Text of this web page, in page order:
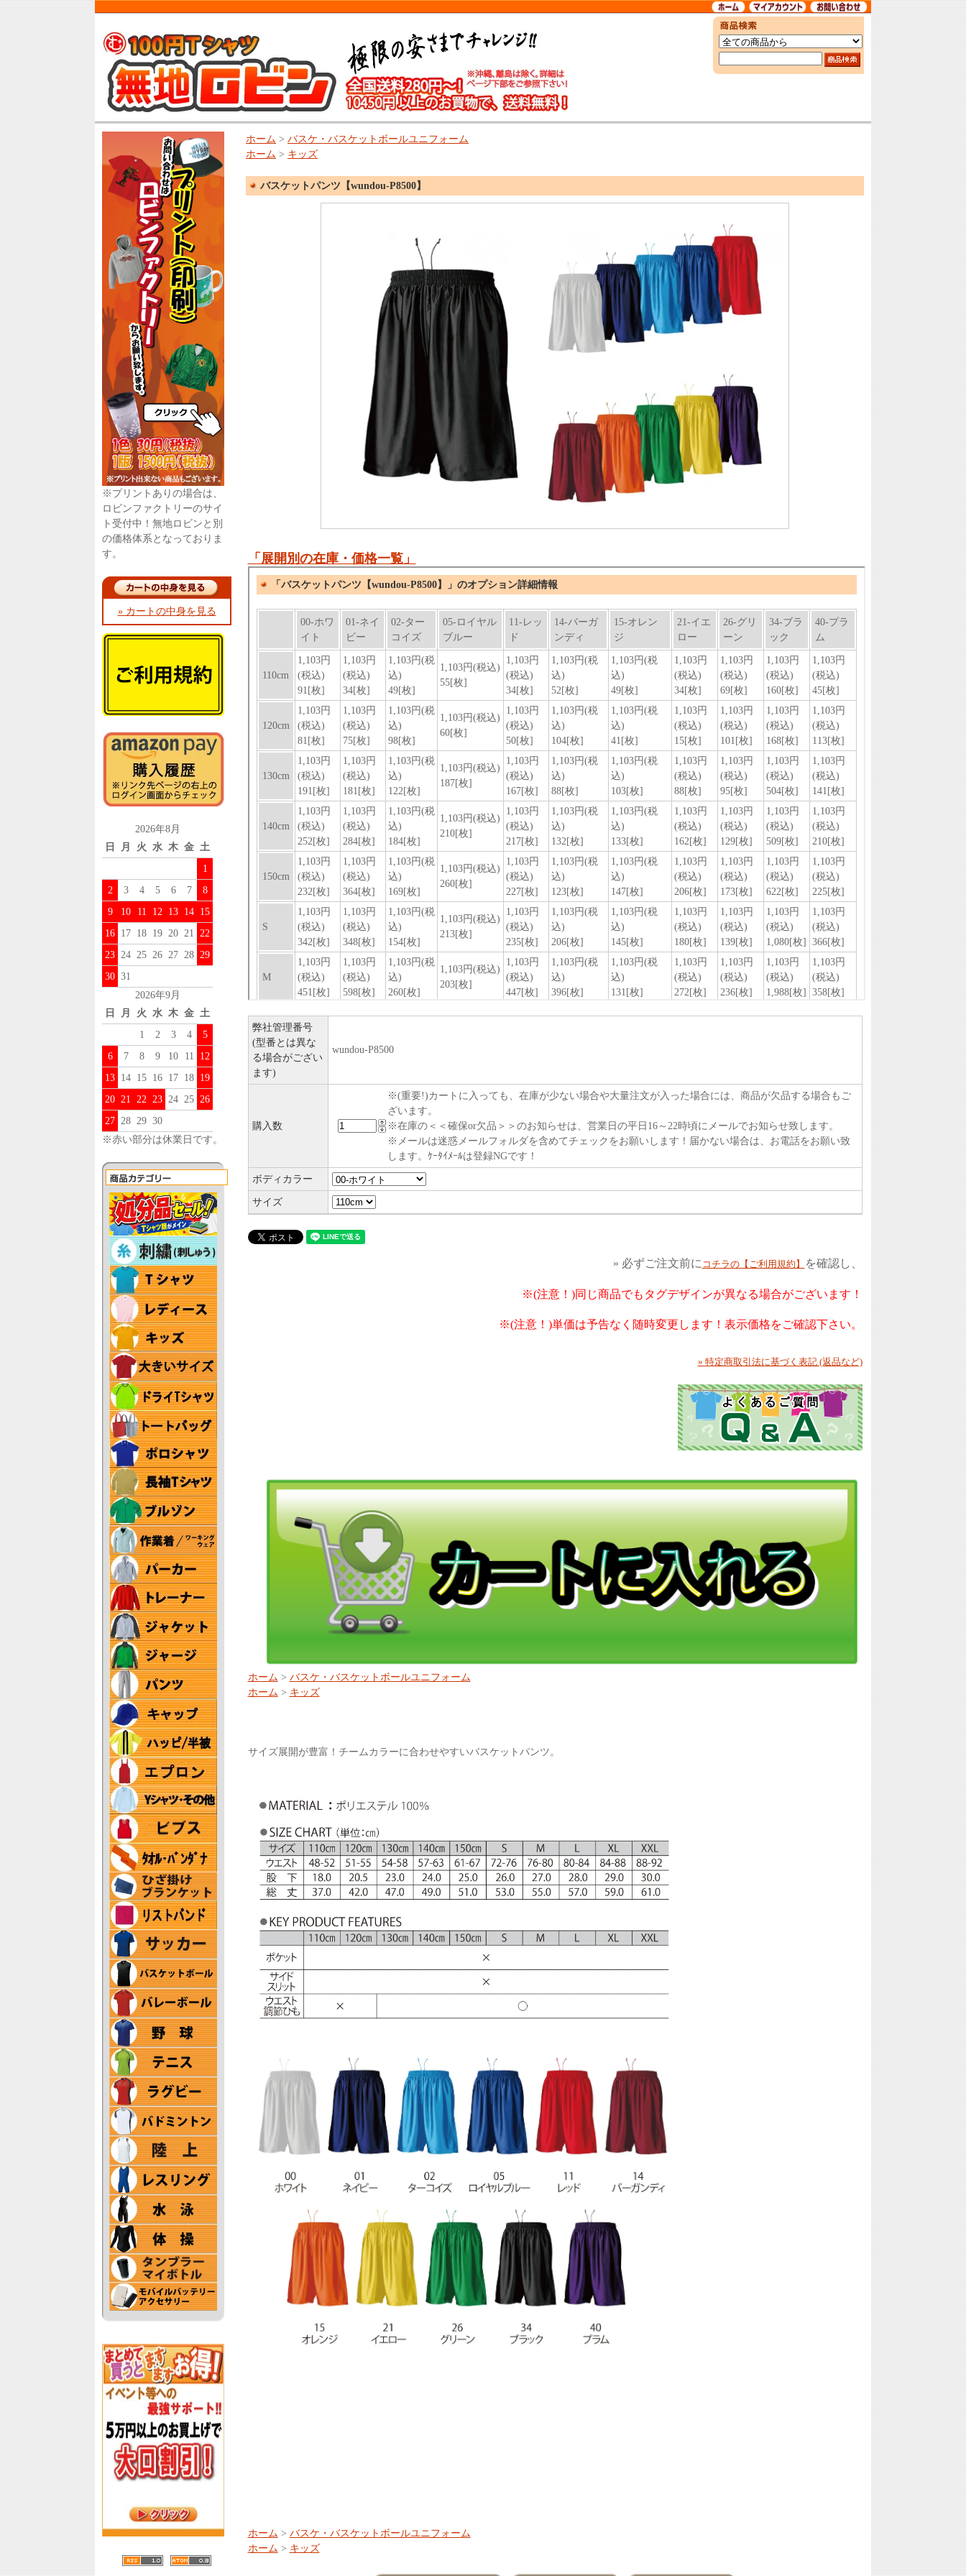
※プリントありの場合は、
ロビンファクトリーのサイ
ト受付中！無地ロビンと別
の価格体系となっておりま
す。
» カートの中身を見る
2026年8月
日
月 火 水 木 金 土
1
2
3 4 5 6 7
8
9
10 11 12 13 14 15
16 17 18 19 20 21 22
23 24 25 26 27 28 29
30 31
2026年9月
日
月 火 水 木 金 土
1
2 3 4
5
6
7 8 9 10 11
12
13 14 15 16 17 18 19
20 21 22 23 24 25 26
27 28 29 30
※赤い部分は休業日です。
ホーム > バスケ・バスケットボールユニフォーム
ホーム > キッズ
バスケットパンツ【wundou-P8500】
「展開別の在庫・価格一覧」
弊社管理番号
(型番とは異な
る場合がござい
ます)
wundou-P8500
購入数
※(重要!)カートに入っても、在庫が少ない場合や大量注文が入った場合には、商品が欠品する場合もご
ざいます。
※在庫の＜＜確保or欠品＞＞のお知らせは、営業日の平日16～22時頃にメールでお知らせ致します。
※メールは迷惑メールフォルダを含めてチェックをお願いします！届かない場合は、お電話をお願い致
します。ｹｰﾀｲﾒｰﾙは登録NGです！
ボディカラー
サイズ
» 必ずご注文前に コチラの【ご利用規約】 を確認し、
※(注意！)同じ商品でもタグデザインが異なる場合がございます！
※(注意！)単価は予告なく随時変更します！表示価格をご確認下さい。
» 特定商取引法に基づく表記 (返品など)
ホーム > バスケ・バスケットボールユニフォーム
ホーム > キッズ
サイズ展開が豊富！チームカラーに合わせやすいバスケットパンツ。
ホーム > バスケ・バスケットボールユニフォーム
ホーム > キッズ